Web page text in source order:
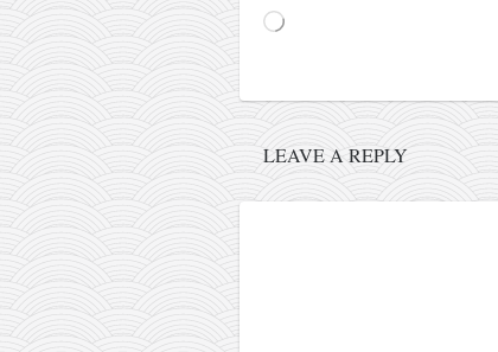
тонфа
тимбеи рочин
тсунами дојо
програм
снимци наступа
галерија клуба
чланарина
контакт
Loading…
LEAVE A REPLY